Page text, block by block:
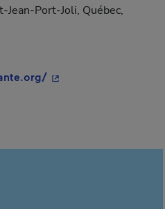
Jean-Port-Joli, Québec,
- Cet hyperlien